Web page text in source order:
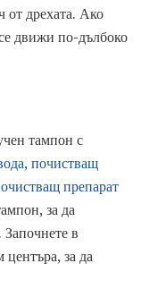
от дрехата. Ако
движи по-дълбоко
тампон с
почистващ
препарат
за да
Започнете в
за да